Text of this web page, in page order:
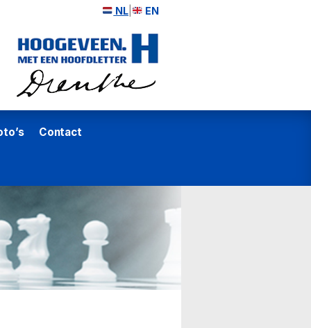
NL EN
Contact